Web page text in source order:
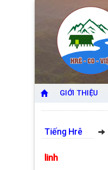
GIỚI THIỆU
Tiếng Hrê
linh